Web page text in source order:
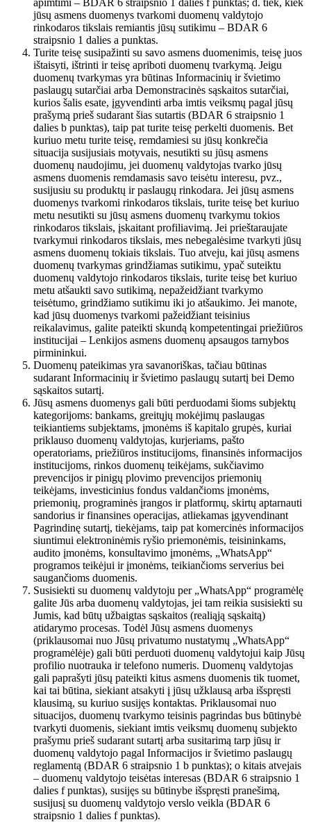
apimtimi – BDAR 6 straipsnio 1 dalies f punktas; d. tiek, kiek
jūsų asmens duomenys tvarkomi duomenų valdytojo
rinkodaros tikslais remiantis jūsų sutikimu – BDAR 6
straipsnio 1 dalies a punktas.
Turite teisę susipažinti su savo asmens duomenimis, teisę juos
ištaisyti, ištrinti ir teisę apriboti duomenų tvarkymą. Jeigu
duomenų tvarkymas yra būtinas Informacinių ir švietimo
paslaugų sutarčiai arba Demonstracinės sąskaitos sutarčiai,
kurios šalis esate, įgyvendinti arba imtis veiksmų pagal jūsų
prašymą prieš sudarant šias sutartis (BDAR 6 straipsnio 1
dalies b punktas), taip pat turite teisę perkelti duomenis. Bet
kuriuo metu turite teisę, remdamiesi su jūsų konkrečia
situacija susijusiais motyvais, nesutikti su jūsų asmens
duomenų naudojimu, jei duomenų valdytojas tvarko jūsų
asmens duomenis remdamasis savo teisėtu interesu, pvz.,
susijusiu su produktų ir paslaugų rinkodara. Jei jūsų asmens
duomenys tvarkomi rinkodaros tikslais, turite teisę bet kuriuo
metu nesutikti su jūsų asmens duomenų tvarkymu tokios
rinkodaros tikslais, įskaitant profiliavimą. Jei prieštaraujate
tvarkymui rinkodaros tikslais, mes nebegalėsime tvarkyti jūsų
asmens duomenų tokiais tikslais. Tuo atveju, kai jūsų asmens
duomenų tvarkymas grindžiamas sutikimu, ypač suteiktu
duomenų valdytojo rinkodaros tikslais, turite teisę bet kuriuo
metu atšaukti savo sutikimą, nepažeidžiant tvarkymo
teisėtumo, grindžiamo sutikimu iki jo atšaukimo. Jei manote,
kad jūsų duomenys tvarkomi pažeidžiant teisinius
reikalavimus, galite pateikti skundą kompetentingai priežiūros
institucijai – Lenkijos asmens duomenų apsaugos tarnybos
pirmininkui.
Duomenų pateikimas yra savanoriškas, tačiau būtinas
sudarant Informacinių ir švietimo paslaugų sutartį bei Demo
sąskaitos sutartį.
Jūsų asmens duomenys gali būti perduodami šioms subjektų
kategorijoms: bankams, greitųjų mokėjimų paslaugas
teikiantiems subjektams, įmonėms iš kapitalo grupės, kuriai
priklauso duomenų valdytojas, kurjeriams, pašto
operatoriams, priežiūros institucijoms, finansinės informacijos
institucijoms, rinkos duomenų teikėjams, sukčiavimo
prevencijos ir pinigų plovimo prevencijos priemonių
teikėjams, investicinius fondus valdančioms įmonėms,
priemonių, programinės įrangos ir platformų, skirtų aptarnauti
sandorius ir finansines operacijas, atliekamas įgyvendinant
Pagrindinę sutartį, tiekėjams, taip pat komercinės informacijos
siuntimui elektroninėmis ryšio priemonėmis, teisininkams,
audito įmonėms, konsultavimo įmonėms, „WhatsApp“
programos teikėjui ir įmonėms, teikiančioms serverius bei
saugančioms duomenis.
Susisiekti su duomenų valdytoju per „WhatsApp“ programėlę
galite Jūs arba duomenų valdytojas, jei tam reikia susisiekti su
Jumis, kad būtų užbaigtas sąskaitos (realiąją sąskaitą)
atidarymo procesas. Todėl Jūsų asmens duomenys
(priklausomai nuo Jūsų privatumo nustatymų „WhatsApp“
programėlėje) gali būti perduoti duomenų valdytojui kaip Jūsų
profilio nuotrauka ir telefono numeris. Duomenų valdytojas
gali paprašyti jūsų pateikti kitus asmens duomenis tik tuomet,
kai tai būtina, siekiant atsakyti į jūsų užklausą arba išspręsti
klausimą, su kuriuo susijęs kontaktas. Priklausomai nuo
situacijos, duomenų tvarkymo teisinis pagrindas bus būtinybė
tvarkyti duomenis, siekiant imtis veiksmų duomenų subjekto
prašymu prieš sudarant sutartį arba susitarimą tarp jūsų ir
duomenų valdytojo pagal Informacijos ir švietimo paslaugų
reglamentą (BDAR 6 straipsnio 1 b punktas); o kitais atvejais
– duomenų valdytojo teisėtas interesas (BDAR 6 straipsnio 1
dalies f punktas), susijęs su būtinybe išspręsti pranešimą,
susijusį su duomenų valdytojo verslo veikla (BDAR 6
straipsnio 1 dalies f punktas).